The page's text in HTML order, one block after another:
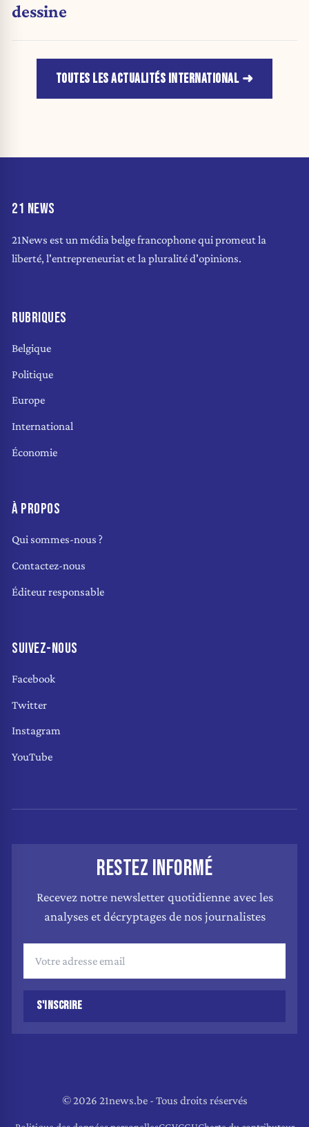
dessine
TOUTES LES ACTUALITÉS INTERNATIONAL
21 NEWS
21News est un média belge francophone qui promeut la
liberté, l'entrepreneuriat et la pluralité d'opinions.
RUBRIQUES
Belgique
Politique
Europe
International
Économie
À PROPOS
Qui sommes-nous ?
Contactez-nous
Éditeur responsable
SUIVEZ-NOUS
Facebook
Twitter
Instagram
YouTube
RESTEZ INFORMÉ
Recevez notre newsletter quotidienne avec les
analyses et décryptages de nos journalistes
S'INSCRIRE
© 2026 21news.be - Tous droits réservés